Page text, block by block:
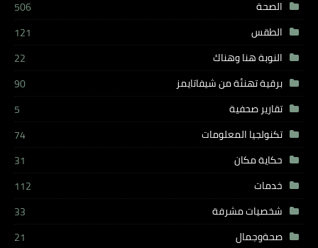
الصحة
506
الطقس
121
النوبة هنا وهناك
22
برقية تهنئة من شيفاتايمز
90
تقارير صحفية
5
تكنولجيا المعلومات
74
حكاية مكان
31
خدمات
112
شخصيات مشرفة
33
صحةوجمال
21